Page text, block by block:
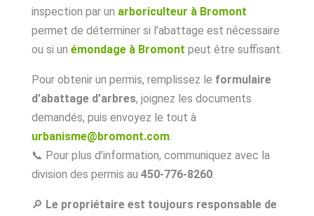
inspection par un arboriculteur à Bromont
permet de déterminer si l’abattage est nécessaire
ou si un émondage à Bromont peut être suffisant.
Pour obtenir un permis, remplissez le formulaire
d’abattage d’arbres, joignez les documents
demandés, puis envoyez le tout à
urbanisme@bromont.com.
📞 Pour plus d’information, communiquez avec la
division des permis au 450-776-8260.
🔎 Le propriétaire est toujours responsable de